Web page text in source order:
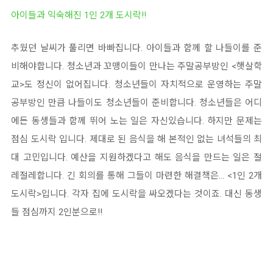
아이들과 익숙해진 1인 2개 도시락!!
추웠던 날씨가 풀리면 바빠집니다. 아이들과 함께 할 나들이를 준
비해야합니다. 청소년과 꼬맹이들이 만나는 주말공부방인 <햇살학
교>도 정신이 없어집니다. 청소년들이 자치적으로 운영하는 주말
공부방인 만큼 나들이도 청소년들이 준비합니다. 청소년들은 어디
에든 동생들과 함께 뛰어 노는 일은 자신있습니다. 하지만 문제는
점심 도시락 입니다. 제대로 된 음식을 해 본적인 없는 녀석들의 최
대 고민입니다. 예산을 지원하겠다고 해도 음식을 만드는 일은 절
레절레합니다. 긴 회의를 통해 그들이 마련한 해결책은... <1인 2개
도시락>입니다. 각자 집에 도시락을 싸오겠다는 것이죠. 대신 동생
들 점심까지 2인분으로!!